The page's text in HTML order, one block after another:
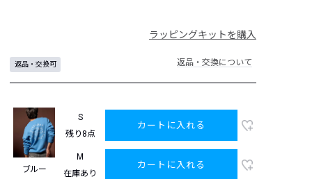
ラッピングキットを購入
返品・交換可 返品・交換について
ブルー
S
残り8点
カートに入れる
M
在庫あり
カートに入れる